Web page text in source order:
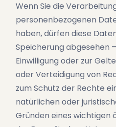
Wenn Sie die
personenbezogenen
haben, dürfen diese
Speicherung abgesehen
Einwilligung oder zur
oder Verteidigung von
zum Schutz der Rechte
natürlichen oder
Gründen eines wichtigen